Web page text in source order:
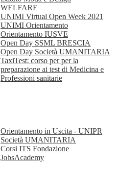
WELFARE
UNIMI Virtual Open Week 2021
UNIMI Orientamento
Orientamento IUSVE
Open Day SSML BRESCIA
Open Day Società UMANITARIA
TaxiTest: corso per per la
preparazione ai test di Medicina e
Professioni sanitarie
Orientamento in Uscita - UNIPR
Società UMANITARIA
Corsi ITS Fondazione
JobsAcademy